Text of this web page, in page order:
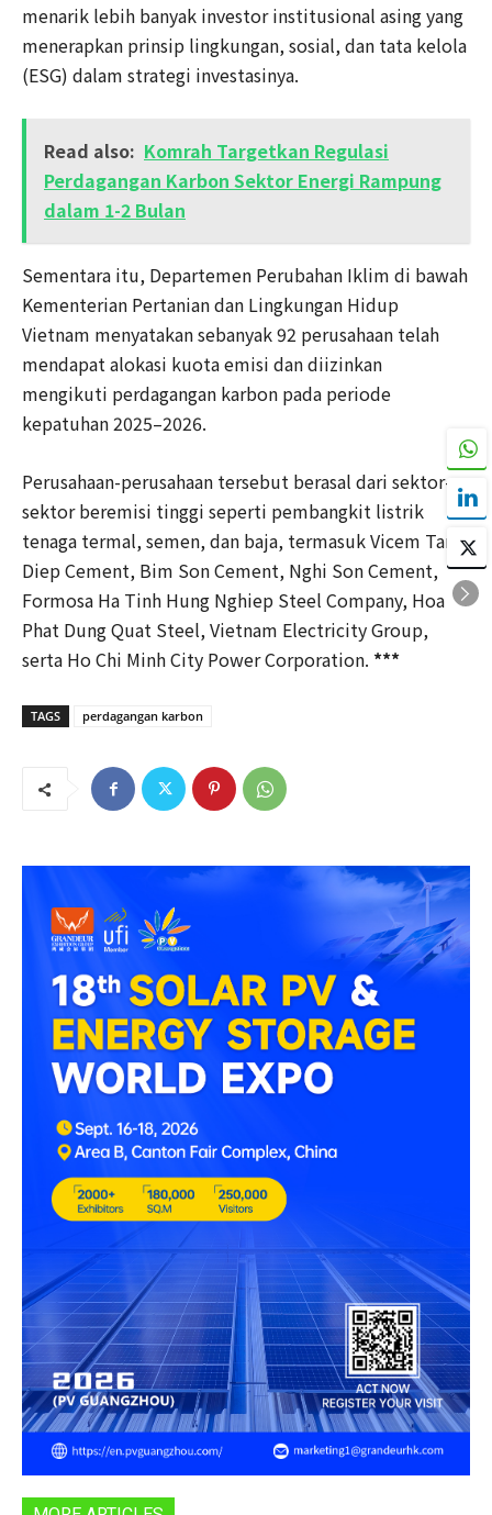
menarik lebih banyak investor institusional asing yang
menerapkan prinsip lingkungan, sosial, dan tata kelola
(ESG) dalam strategi investasinya.
Read also: Komrah Targetkan Regulasi
Perdagangan Karbon Sektor Energi Rampung
dalam 1-2 Bulan
Sementara itu, Departemen Perubahan Iklim di bawah
Kementerian Pertanian dan Lingkungan Hidup
Vietnam menyatakan sebanyak 92 perusahaan telah
mendapat alokasi kuota emisi dan diizinkan
mengikuti perdagangan karbon pada periode
kepatuhan 2025–2026.
Perusahaan-perusahaan tersebut berasal dari sektor-
sektor beremisi tinggi seperti pembangkit listrik
tenaga termal, semen, dan baja, termasuk Vicem Tam
Diep Cement, Bim Son Cement, Nghi Son Cement,
Formosa Ha Tinh Hung Nghiep Steel Company, Hoa
Phat Dung Quat Steel, Vietnam Electricity Group,
serta Ho Chi Minh City Power Corporation. ***
TAGS perdagangan karbon